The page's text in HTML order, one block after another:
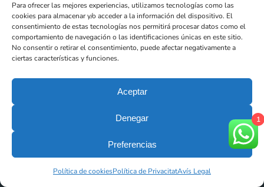
Para ofrecer las mejores experiencias, utilizamos tecnologías como las
cookies para almacenar y/o acceder a la información del dispositivo. El
consentimiento de estas tecnologías nos permitirá procesar datos como el
comportamiento de navegación o las identificaciones únicas en este sitio.
No consentir o retirar el consentimiento, puede afectar negativamente a
ciertas características y funciones.
Aceptar
Denegar
Preferencias
Política de cookiesPolítica de PrivacitatAvís Legal
Feu clic per acceptar màrqueting galetes i
1